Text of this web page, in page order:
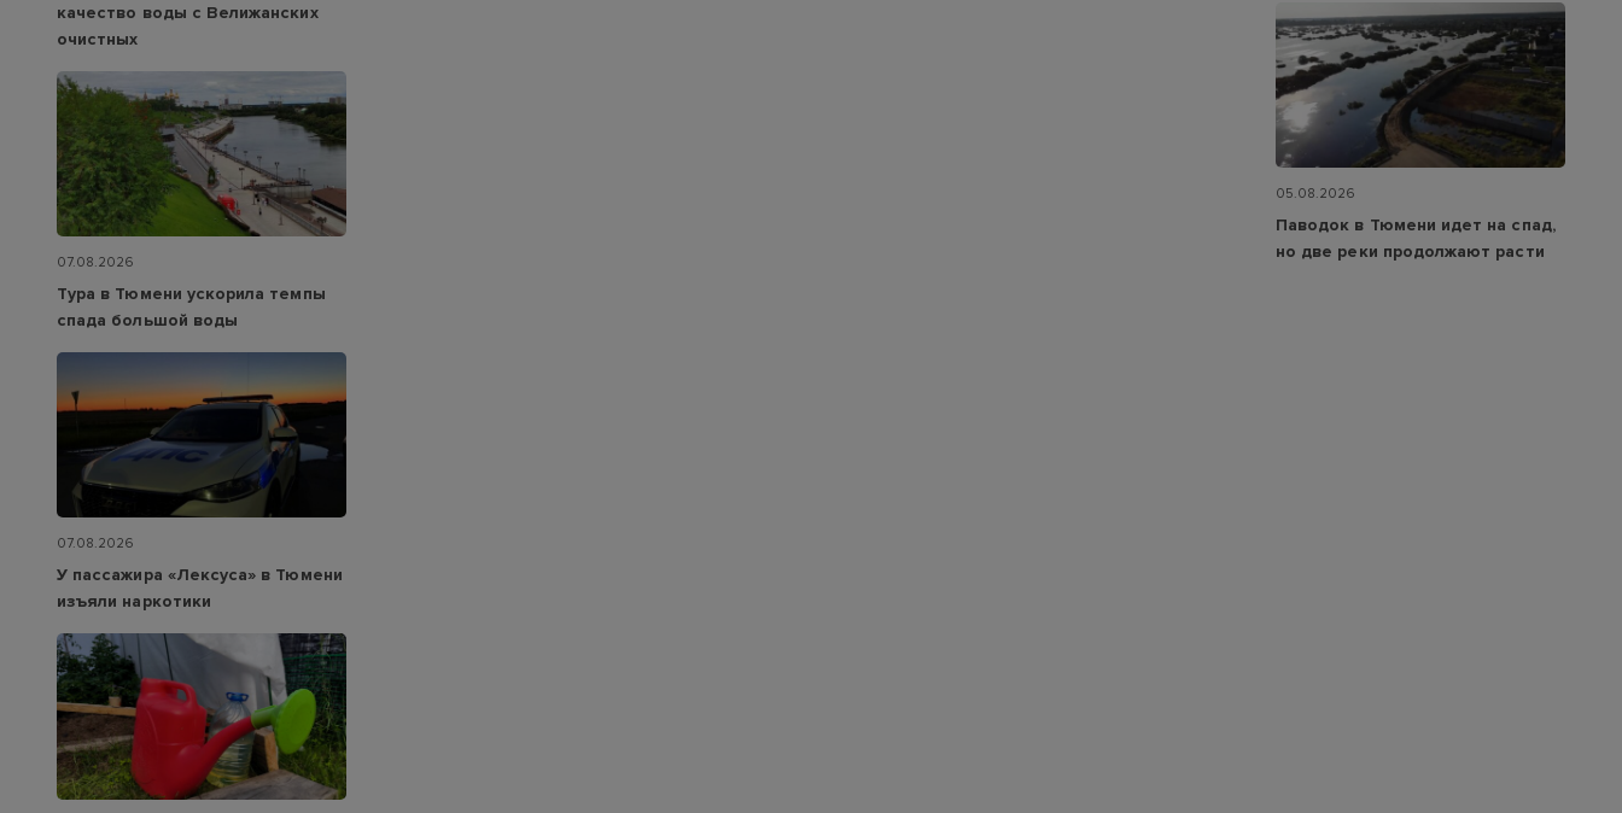
качество воды с Велижанских
очистных
07.08.2026
Тура в Тюмени ускорила темпы
спада большой воды
07.08.2026
У пассажира «Лексуса» в Тюмени
изъяли наркотики
05.08.2026
Паводок в Тюмени идет на спад,
но две реки продолжают расти